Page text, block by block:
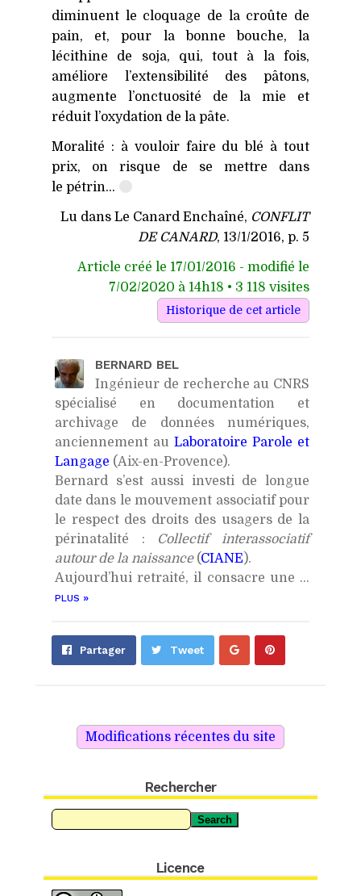
diminuent le cloquage de la croûte de
pain, et, pour la bonne bouche, la
lécithine de soja, qui, tout à la fois,
améliore l’extensibilité des pâtons,
augmente l’onctuosité de la mie et
réduit l’oxydation de la pâte.
Moralité : à vouloir faire du blé à tout
prix, on risque de se mettre dans
le pétrin…
Lu dans Le Canard Enchaîné, CONFLIT
DE CANARD, 13/1/2016, p. 5
Article créé le 17/01/2016 - modifié le
7/02/2020 à 14h18 • 3 118 visites
BERNARD BEL
Ingénieur de recherche au CNRS
spécialisé en documentation et
archivage de données numériques,
anciennement au Laboratoire Parole et
Langage (Aix-en-Provence).
Bernard s’est aussi investi de longue
date dans le mouvement associatif pour
le respect des droits des usagers de la
périnatalité : Collectif interassociatif
autour de la naissance(CIANE ).
Aujourd’hui retraité, il consacre une ...
PLUS »
Partager Tweet PartagerÉpingler
Rechercher
Search
Licence